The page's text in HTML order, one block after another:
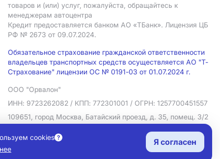
товаров и (или) услуг, пожалуйста, обращайтесь к
менеджерам автоцентра
Кредит предоставляется банком АO «ТБанк». Лицензия ЦБ
РФ № 2673 от 09.07.2024.
Обязательное страхование гражданской ответственности
владельцев транспортных средств осуществляется АО "Т-
Страхование" лицензии ОС № 0191-03 от 01.07.2024 г.
ООО "Орвалон"
ИНН: 9723262082 / КПП: 772301001 / ОГРН: 1257700451557
109651, город Москва, Батайский проезд, д. 35, помещ. 3/2
Политика в отношении обработки персональных данных
Согласие на рекламную рассылку
Правовая информация
cookies
Я согласен